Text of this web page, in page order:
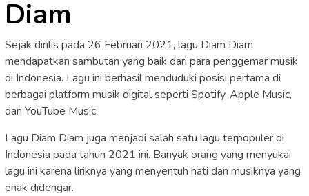
Diam
Sejak dirilis pada 26 Februari 2021, lagu Diam Diam
mendapatkan sambutan yang baik dari para penggemar musik
di Indonesia. Lagu ini berhasil menduduki posisi pertama di
berbagai platform musik digital seperti Spotify, Apple Music,
dan YouTube Music.
Lagu Diam Diam juga menjadi salah satu lagu terpopuler di
Indonesia pada tahun 2021 ini. Banyak orang yang menyukai
lagu ini karena liriknya yang menyentuh hati dan musiknya yang
enak didengar.